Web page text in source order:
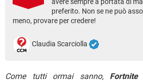
TIKTOK
HARDWARE
preferito. Non se ne può
meno, provare per credere!
Claudia Scarciolla
Come tutti ormai sanno, Fortnite